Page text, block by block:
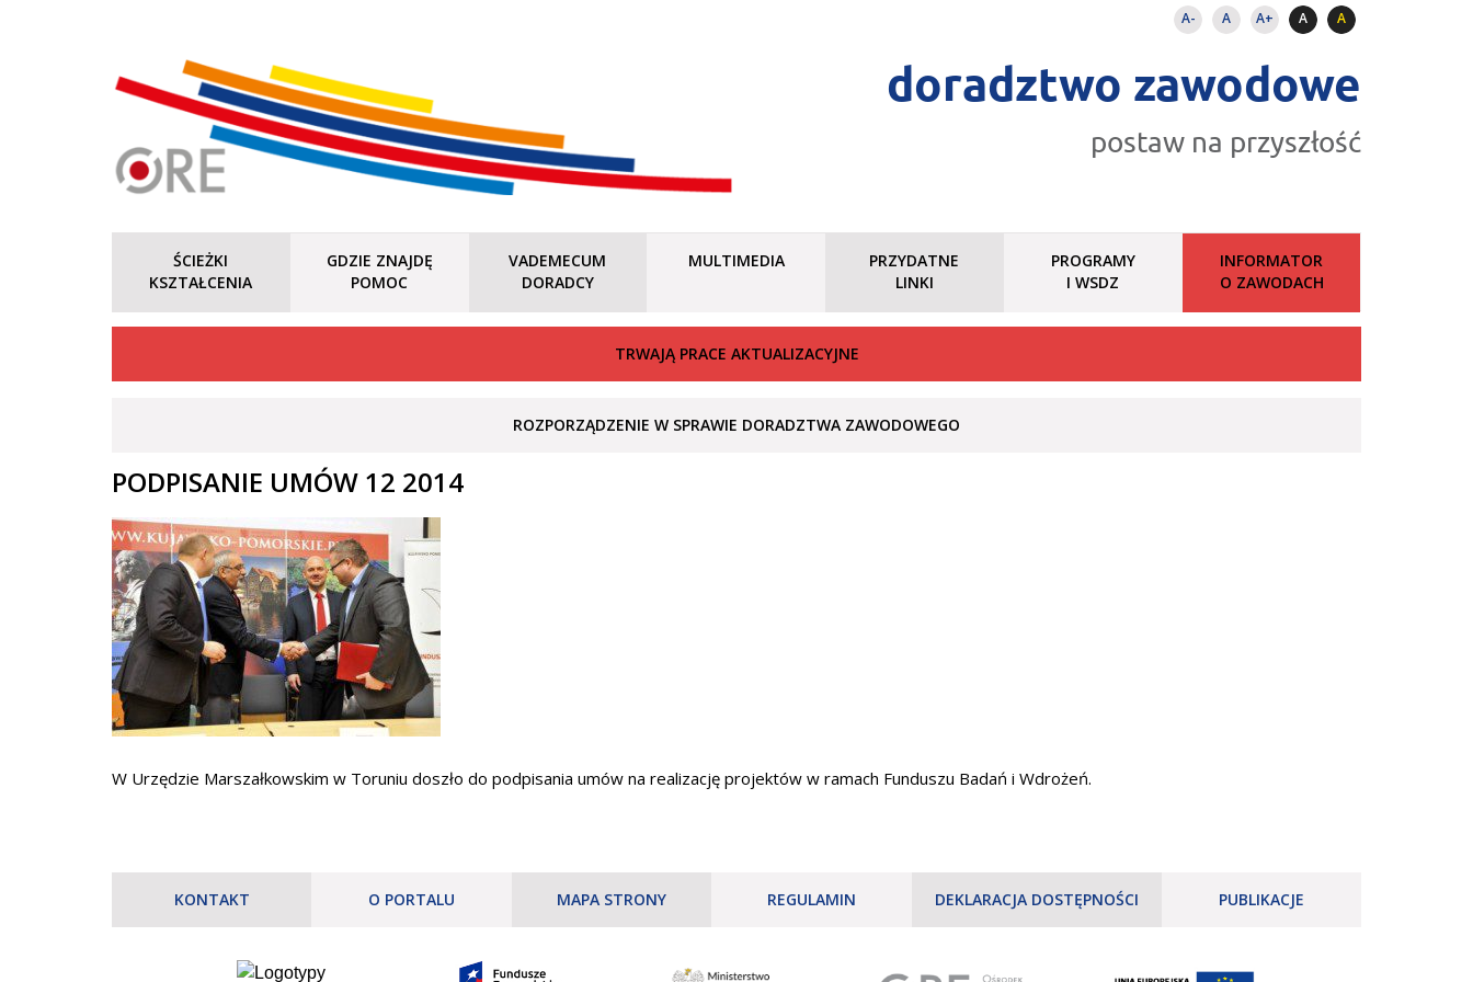
A- A A+ A A
doradztwo zawodowe
postaw na przyszłość
ŚCIEŻKI
KSZTAŁCENIA
GDZIE ZNAJDĘ
POMOC
VADEMECUM
DORADCY
MULTIMEDIA
PRZYDATNE
LINKI
PROGRAMY
I WSDZ
INFORMATOR
O ZAWODACH
TRWAJĄ PRACE AKTUALIZACYJNE
ROZPORZĄDZENIE W SPRAWIE DORADZTWA ZAWODOWEGO
PODPISANIE UMÓW 12 2014
W Urzędzie Marszałkowskim w Toruniu doszło do podpisania umów na realizację projektów w ramach Funduszu Badań i Wdrożeń.
KONTAKT O PORTALU MAPA STRONY REGULAMIN DEKLARACJA DOSTĘPNOŚCI PUBLIKACJE